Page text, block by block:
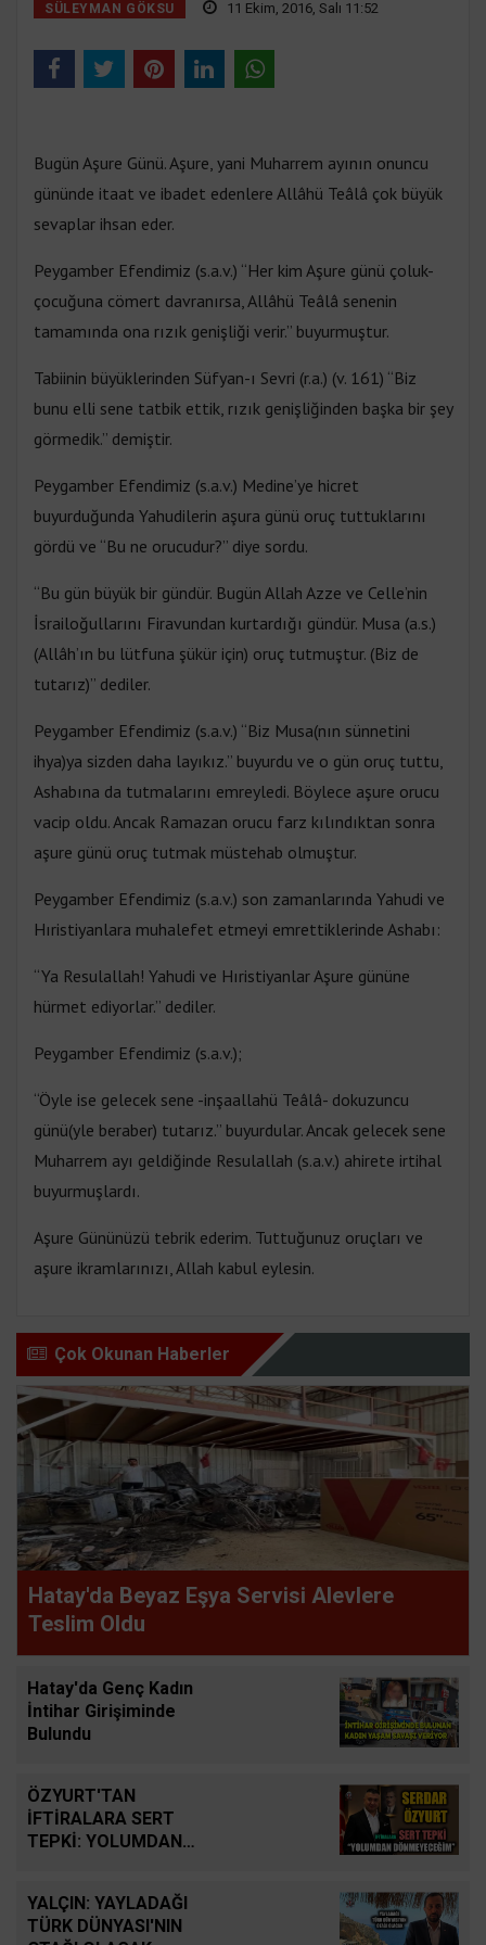
SÜLEYMAN GÖKSU 11 Ekim, 2016, Salı 11:52
Bugün Aşure Günü. Aşure, yani Muharrem ayının onuncu
gününde itaat ve ibadet edenlere Allâhü Teâlâ çok büyük
sevaplar ihsan eder.
Peygamber Efendimiz (s.a.v.) “Her kim Aşure günü çoluk-
çocuğuna cömert davranırsa, Allâhü Teâlâ senenin
tamamında ona rızık genişliği verir.” buyurmuştur.
Tabiinin büyüklerinden Süfyan-ı Sevri (r.a.) (v. 161) “Biz
bunu elli sene tatbik ettik, rızık genişliğinden başka bir şey
görmedik.” demiştir.
Peygamber Efendimiz (s.a.v.) Medine’ye hicret
buyurduğunda Yahudilerin aşura günü oruç tuttuklarını
gördü ve “Bu ne orucudur?” diye sordu.
“Bu gün büyük bir gündür. Bugün Allah Azze ve Celle’nin
İsrailoğullarını Firavundan kurtardığı gündür. Musa (a.s.)
(Allâh’ın bu lütfuna şükür için) oruç tutmuştur. (Biz de
tutarız)” dediler.
Peygamber Efendimiz (s.a.v.) “Biz Musa(nın sünnetini
ihya)ya sizden daha layıkız.” buyurdu ve o gün oruç tuttu,
Ashabına da tutmalarını emreyledi. Böylece aşure orucu
vacip oldu. Ancak Ramazan orucu farz kılındıktan sonra
aşure günü oruç tutmak müstehab olmuştur.
Peygamber Efendimiz (s.a.v.) son zamanlarında Yahudi ve
Hıristiyanlara muhalefet etmeyi emrettiklerinde Ashabı:
“Ya Resulallah! Yahudi ve Hıristiyanlar Aşure gününe
hürmet ediyorlar.” dediler.
Peygamber Efendimiz (s.a.v.);
“Öyle ise gelecek sene -inşaallahü Teâlâ- dokuzuncu
günü(yle beraber) tutarız.” buyurdular. Ancak gelecek sene
Muharrem ayı geldiğinde Resulallah (s.a.v.) ahirete irtihal
buyurmuşlardı.
Aşure Gününüzü tebrik ederim. Tuttuğunuz oruçları ve
aşure ikramlarınızı, Allah kabul eylesin.
Çok Okunan Haberler
Hatay'da Beyaz Eşya Servisi Alevlere
Teslim Oldu
Hatay'da Genç Kadın
İntihar Girişiminde
Bulundu
ÖZYURT'TAN
İFTİRALARA SERT
TEPKİ: YOLUMDAN
YALÇIN: YAYLADAĞI
TÜRK DÜNYASI'NIN